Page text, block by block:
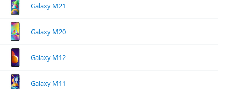
Galaxy M21
Galaxy M20
Galaxy M12
Galaxy M11